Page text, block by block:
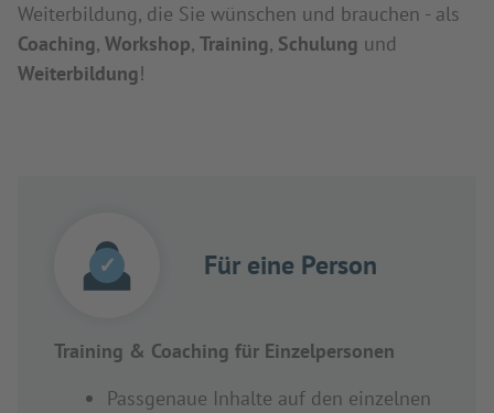
Weiterbildung, die Sie wünschen und brauchen - als
Coaching, Workshop, Training, Schulung und
Weiterbildung!
✓ Für eine Person
Training & Coaching für Einzelpersonen
Passgenaue Inhalte auf den einzelnen